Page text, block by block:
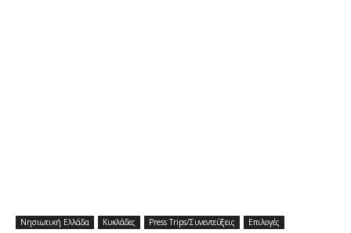
Νησιωτική Ελλάδα Κυκλάδες Press Trips/Συνεντεύξεις Επιλογές